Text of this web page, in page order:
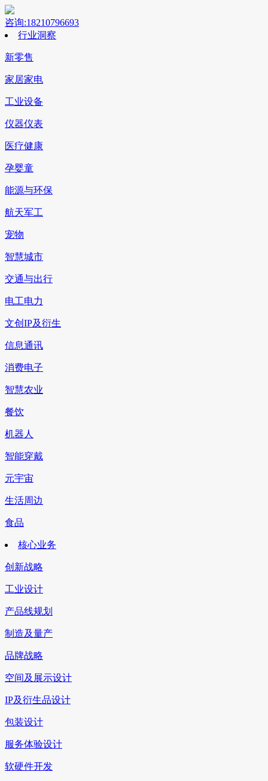
咨询:18210796693
行业洞察
新零售
家居家电
工业设备
仪器仪表
医疗健康
孕婴童
能源与环保
航天军工
宠物
智慧城市
交通与出行
电工电力
文创IP及衍生
信息通讯
消费电子
智慧农业
餐饮
机器人
智能穿戴
元宇宙
生活周边
食品
核心业务
创新战略
工业设计
产品线规划
制造及量产
品牌战略
空间及展示设计
IP及衍生品设计
包装设计
服务体验设计
软硬件开发